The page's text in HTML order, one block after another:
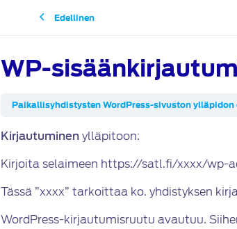
Edellinen
WP-
Paikallisyhdistysten WordPress-sivuston ylläpidon
Kirjautuminenylläpitoon:
Kirjoita selaimeen https://satl.fi/xxxx/wp-
Tässä ”xxxx” tarkoittaa ko. yhdistyksen
WordPress-kirjautumisruutu avautuu.